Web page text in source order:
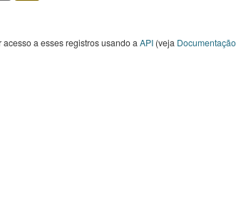
acesso a esses registros usando a API(veja